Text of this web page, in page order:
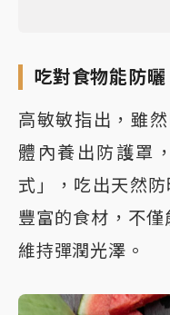
吃對食物能防曬
高敏敏指出，雖
體內養出防護罩
式」，吃出天然
豐富的食材，不
維持彈潤光澤。